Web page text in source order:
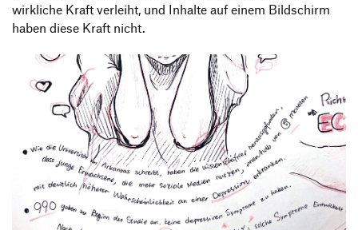
wirkliche Kraft verleiht, und Inhalte auf einem Bildschirm
haben diese Kraft nicht.